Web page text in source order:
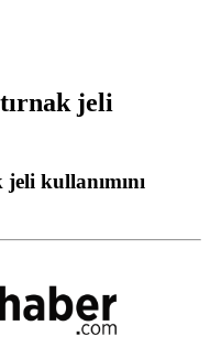
jeli
kullanımını